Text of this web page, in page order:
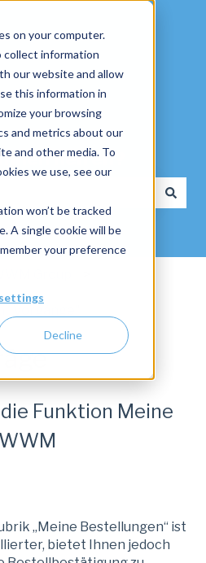
on your computer.
collect information
our website and allow
this information in
your browsing
and metrics about our
and other media. To
we use, see our
won’t be tracked
A single cookie will be
your preference
Decline
helfen?
da das Suchfeld leer ist.
Group
Funktion Meine
„Meine Bestellungen“ ist
bietet Ihnen jedoch